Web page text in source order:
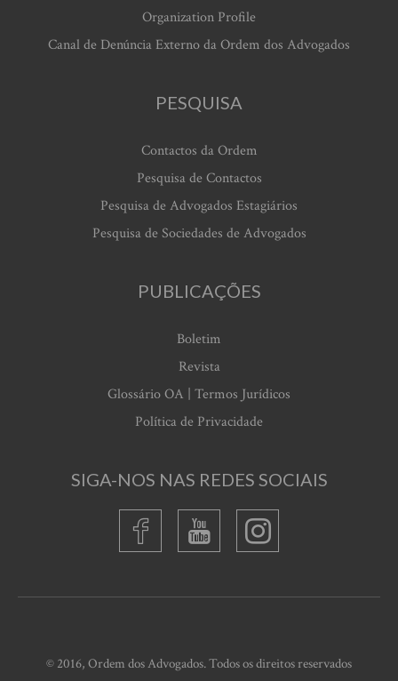
Organization Profile
Canal de Denúncia Externo da Ordem dos Advogados
PESQUISA
Contactos da Ordem
Pesquisa de Contactos
Pesquisa de Advogados Estagiários
Pesquisa de Sociedades de Advogados
PUBLICAÇÕES
Boletim
Revista
Glossário OA | Termos Jurídicos
Política de Privacidade
SIGA-NOS NAS REDES SOCIAIS
© 2016, Ordem dos Advogados. Todos os direitos reservados